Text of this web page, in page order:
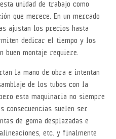
unidad de trabajo como
que merece. En un mercado
ajustan los precios hasta
dedicar el tiempo y los
buen montaje requiere.
la mano de obra e intentan
de los tubos con la
esta maquinaria no siempre
consecuencias suelen ser
de goma desplazadas e
etc. y finalmente